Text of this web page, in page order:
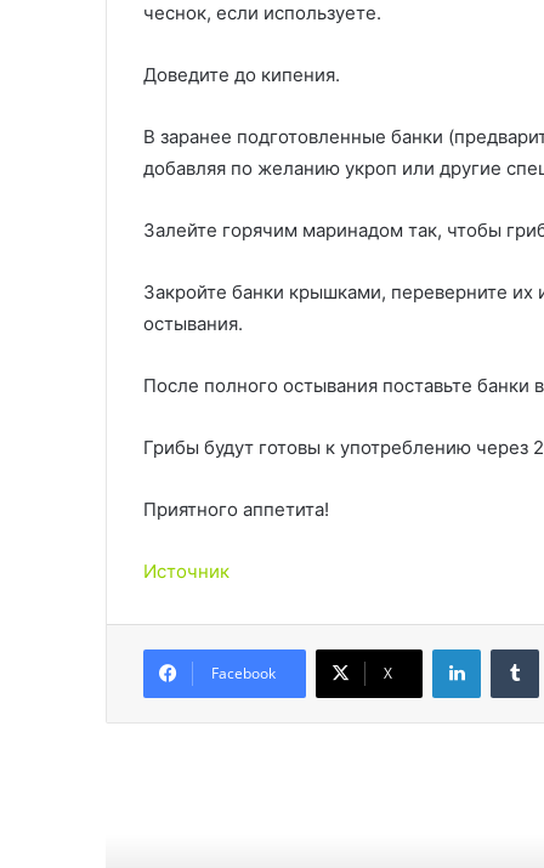
чеснок, если используете.
Доведите до кипения.
В заранее подготовленные банки
добавляя по желанию укроп или другие
Залейте горячим маринадом так, чтобы
Закройте банки крышками, переверните их
остывания.
После полного остывания поставьте банки
Грибы будут готовы к употреблению через
Приятного аппетита!
Источник
Facebook X
LinkedIn